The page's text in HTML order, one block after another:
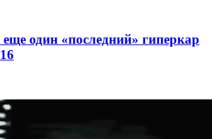
один «последний» гиперкар